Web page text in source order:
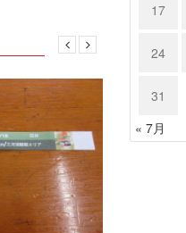
17
24
31
« 7月